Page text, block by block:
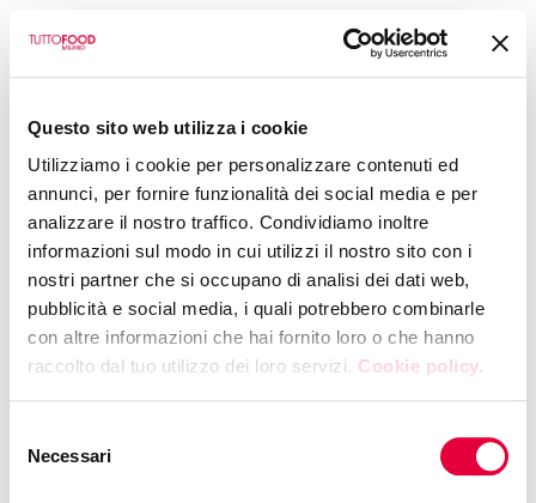
Questo sito web utilizza i cookie
Utilizziamo i cookie per personalizzare contenuti ed
annunci, per fornire funzionalità dei social media e per
analizzare il nostro traffico. Condividiamo inoltre
informazioni sul modo in cui utilizzi il nostro sito con i
nostri partner che si occupano di analisi dei dati web,
pubblicità e social media, i quali potrebbero combinarle
con altre informazioni che hai fornito loro o che hanno
raccolto dal tuo utilizzo dei loro servizi. Cookie policy.
delNecessari
MALDON SALT &
MIXOLOGY
MONDAY, 11 MAY 2026|16:00
Hall 5 - Booth K25
Presented by